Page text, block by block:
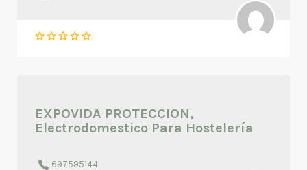
EXPOVIDA PROTECCION,
Electrodomestico Para Hostelería
697595144